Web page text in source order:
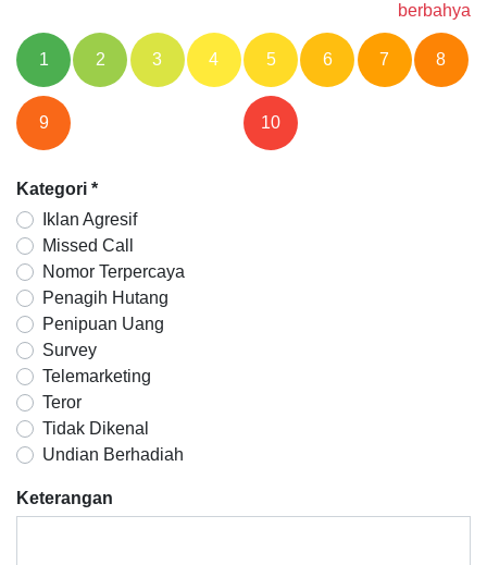
berbahya
1 2 3 4 5 6 7 8
9 10
Kategori *
Iklan Agresif
Missed Call
Nomor Terpercaya
Penagih Hutang
Penipuan Uang
Survey
Telemarketing
Teror
Tidak Dikenal
Undian Berhadiah
Keterangan